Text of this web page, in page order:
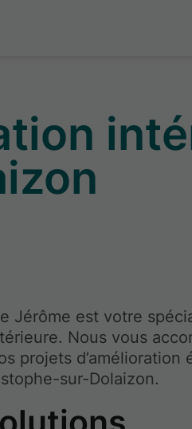
Jérôme est votre
Nous vous
projets d’amélioration
sur-Dolaizon.